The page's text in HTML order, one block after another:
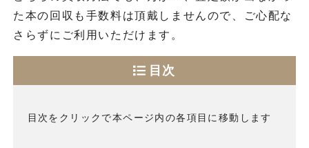
た本の回収も手数料は頂戴しませんので、ご心配な
さらずにご利用いただけます。
目次
目次をクリックで本ページ内の各項目に移動します